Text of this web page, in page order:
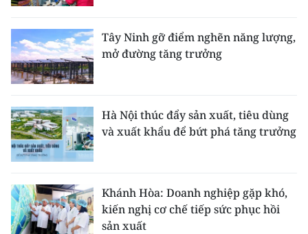
Tây Ninh gỡ điểm nghẽn năng lượng,
mở đường tăng trưởng
Hà Nội thúc đẩy sản xuất, tiêu dùng
và xuất khẩu để bứt phá tăng trưởng
Khánh Hòa: Doanh nghiệp gặp khó,
kiến nghị cơ chế tiếp sức phục hồi
sản xuất